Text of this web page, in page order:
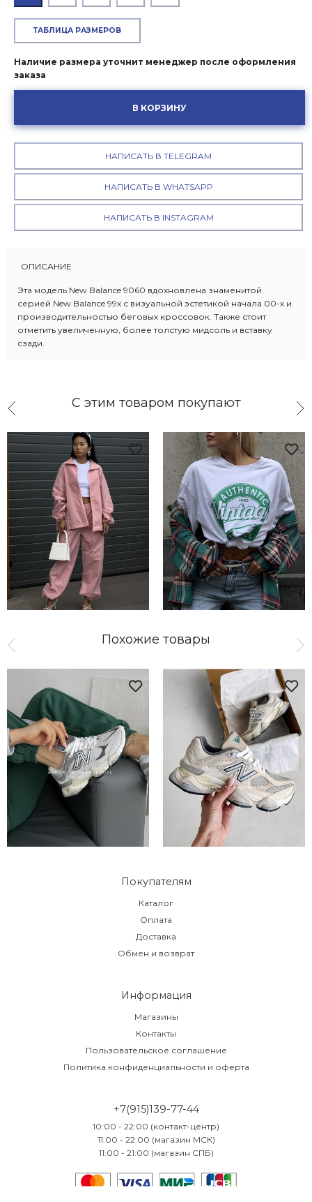
ТАБЛИЦА РАЗМЕРОВ
Наличие размера уточнит менеджер после оформления
заказа
В КОРЗИНУ
НАПИСАТЬ В TELEGRAM
НАПИСАТЬ В WHATSAPP
НАПИСАТЬ В INSTAGRAM
ОПИСАНИЕ
Эта модель New Balance 9060 вдохновлена знаменитой
серией New Balance 99x с визуальной эстетикой начала 00-х и
производительностью беговых кроссовок. Также стоит
отметить увеличенную, более толстую мидсоль и вставку
сзади.
С этим товаром покупают
Похожие товары
Покупателям
Каталог
Оплата
Доставка
Обмен и возврат
Информация
Магазины
Контакты
Пользовательское соглашение
Политика конфиденциальности и оферта
+7(915)139-77-44
10:00 - 22:00 (контакт-центр)
11:00 - 22:00 (магазин МСК)
11:00 - 21:00 (магазин СПБ)